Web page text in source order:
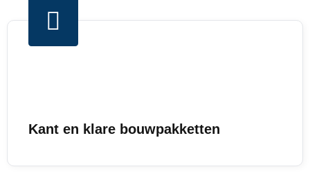
Kant en klare bouwpakketten